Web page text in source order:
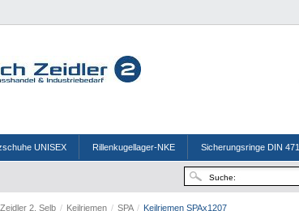
UNISEX Rillenkugellager-NKE Sicherungsringe DIN 471
2, Selb / Keilriemen / SPA / Keilriemen SPAx1207